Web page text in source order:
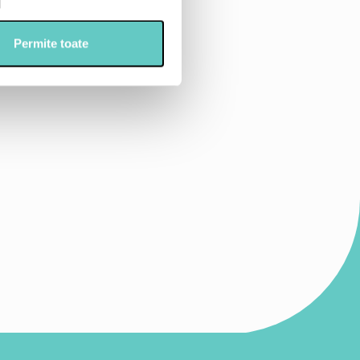
Permite toate